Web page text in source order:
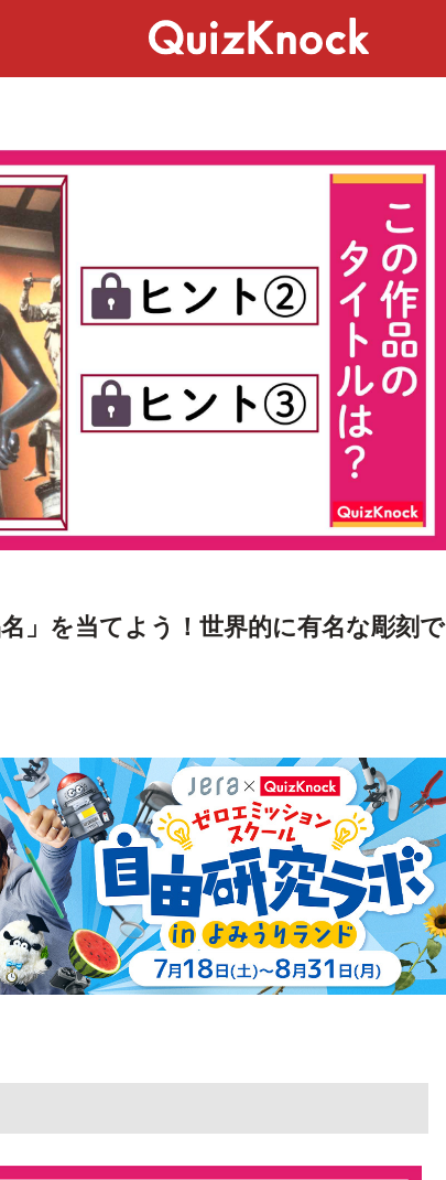
」を当てよう！世界的に有名な彫刻で